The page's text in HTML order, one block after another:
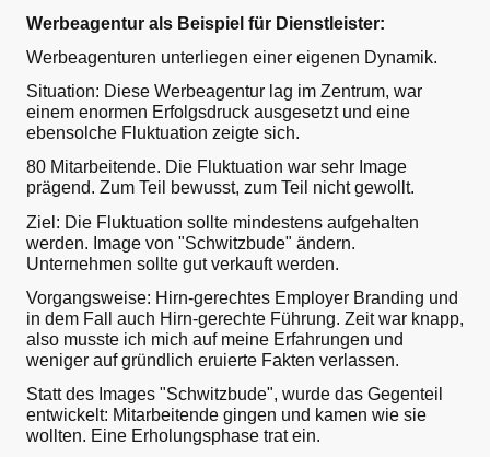
Werbeagentur als Beispiel für Dienstleister:
Werbeagenturen unterliegen einer eigenen Dynamik.
Situation: Diese Werbeagentur lag im Zentrum, war
einem enormen Erfolgsdruck ausgesetzt und eine
ebensolche Fluktuation zeigte sich.
80 Mitarbeitende. Die Fluktuation war sehr Image
prägend. Zum Teil bewusst, zum Teil nicht gewollt.
Ziel: Die Fluktuation sollte mindestens aufgehalten
werden. Image von "Schwitzbude" ändern.
Unternehmen sollte gut verkauft werden.
Vorgangsweise: Hirn-gerechtes Employer Branding und
in dem Fall auch Hirn-gerechte Führung. Zeit war knapp,
also musste ich mich auf meine Erfahrungen und
weniger auf gründlich eruierte Fakten verlassen.
Statt des Images "Schwitzbude", wurde das Gegenteil
entwickelt: Mitarbeitende gingen und kamen wie sie
wollten. Eine Erholungsphase trat ein.